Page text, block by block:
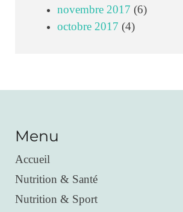
novembre 2017 (6)
octobre 2017 (4)
Menu
Accueil
Nutrition & Santé
Nutrition & Sport